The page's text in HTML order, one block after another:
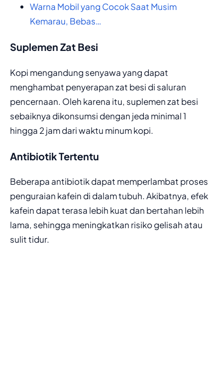
Warna Mobil yang Cocok Saat Musim
Kemarau, Bebas…
Suplemen Zat Besi
Kopi mengandung senyawa yang dapat
menghambat penyerapan zat besi di saluran
pencernaan. Oleh karena itu, suplemen zat besi
sebaiknya dikonsumsi dengan jeda minimal 1
hingga 2 jam dari waktu minum kopi.
Antibiotik Tertentu
Beberapa antibiotik dapat memperlambat proses
penguraian kafein di dalam tubuh. Akibatnya, efek
kafein dapat terasa lebih kuat dan bertahan lebih
lama, sehingga meningkatkan risiko gelisah atau
sulit tidur.